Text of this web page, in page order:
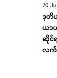
20
ဒုတိ
ယာ
ဆိုင်
လ